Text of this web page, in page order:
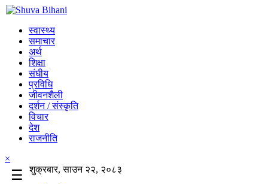
स्वास्थ्य
समाचार
अर्थ
शिक्षा
संघीय
प्रविधि
जीवनशैली
दर्शन / संस्कृति
विचार
देश
राजनीति
×
☰
शुक्रबार, साउन २२, २०८३